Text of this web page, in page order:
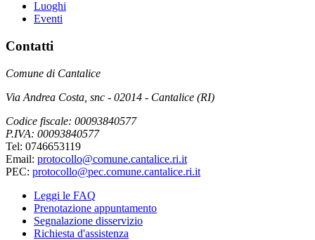
Luoghi
Eventi
Contatti
Comune di Cantalice
Via Andrea Costa, snc - 02014 - Cantalice (RI)
Codice fiscale: 00093840577
P.IVA: 00093840577
Tel: 0746653119
Email: protocollo@comune.cantalice.ri.it
PEC: protocollo@pec.comune.cantalice.ri.it
Leggi le FAQ
Prenotazione appuntamento
Segnalazione disservizio
Richiesta d'assistenza